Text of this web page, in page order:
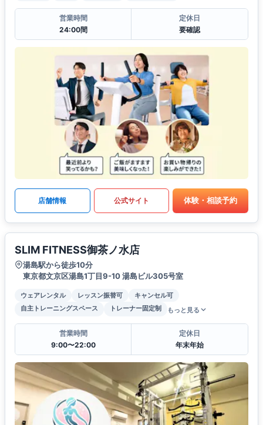
営業時間
24:00間
定休日
要確認
店舗情報 公式サイト 体験・相談予約
SLIM FITNESS御茶ノ水店
湯島駅から徒歩10分
東京都文京区湯島1丁目9-10 湯島ビル305号室
ウェアレンタル レッスン振替可
キャンセル可
自主トレーニングスペース
トレーナー固定制 もっと見る
営業時間
9:00〜22:00
定休日
年末年始